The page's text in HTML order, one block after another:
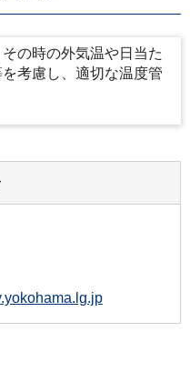
の時の外気温や日当た
考慮し、適切な温度管